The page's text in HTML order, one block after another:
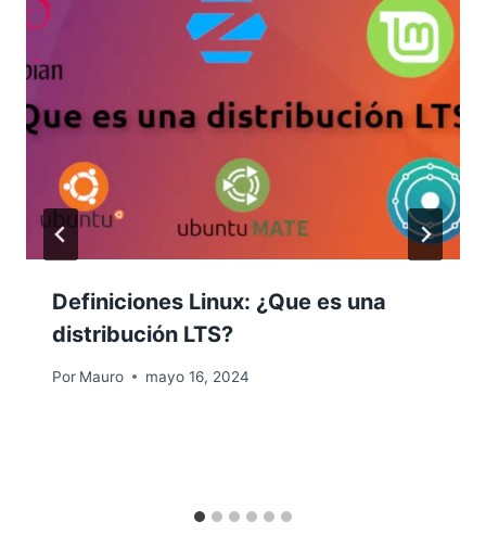
Definiciones Linux: ¿Que es una
distribución LTS?
Por Mauro mayo 16, 2024